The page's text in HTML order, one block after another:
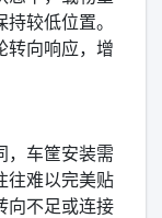
较低位置。
转向响应，增
，车筐安装需
往难以完美贴
向不足或连接